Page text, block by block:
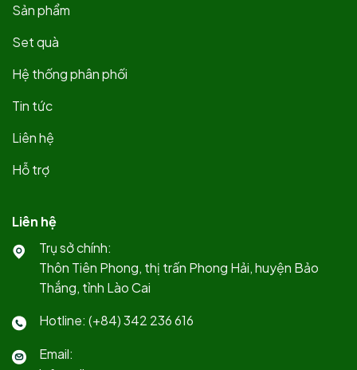
Sản phẩm
Set quà
Hệ thống phân phối
Tin tức
Liên hệ
Hỗ trợ
Liên hệ
Trụ sở chính:
Thôn Tiên Phong, thị trấn Phong Hải, huyện Bảo
Thắng, tỉnh Lào Cai
Hotline: (+84) 342 236 616
Email: